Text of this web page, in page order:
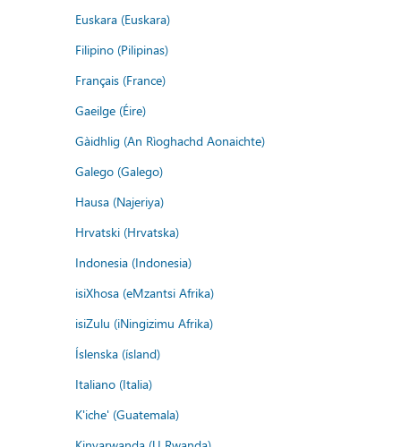
Euskara (Euskara)
Filipino (Pilipinas)
Français (France)
Gaeilge (Éire)
Gàidhlig (An Rìoghachd Aonaichte)
Galego (Galego)
Hausa (Najeriya)
Hrvatski (Hrvatska)
Indonesia (Indonesia)
isiXhosa (eMzantsi Afrika)
isiZulu (iNingizimu Afrika)
Íslenska (ísland)
Italiano (Italia)
K'iche' (Guatemala)